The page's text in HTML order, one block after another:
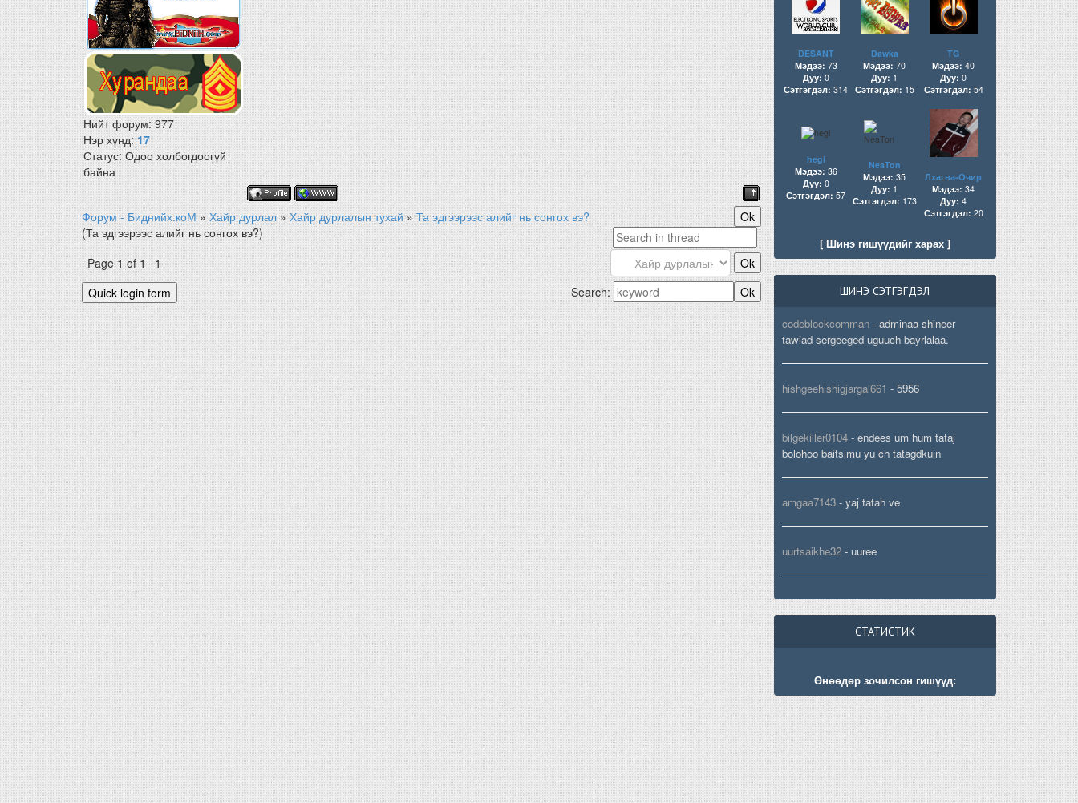
Нийт форум:977
Нэр хүнд:17
Статус:Одоо холбогдоогүй
байна
Форум - Биднийх.коМ » Хайр дурлал » Хайр дурлалын тухай » Та эдгээрээс алийг нь сонгох вэ?
(Та эдгээрээс алийг нь сонгох вэ?)
Page1of1
1
Search:
DESANT
Мэдээ: 73
Дуу: 0
Сэтгэгдэл:314
Dawka
Мэдээ: 70
Дуу: 1
Сэтгэгдэл: 15
TG
Мэдээ: 40
Дуу: 0
Сэтгэгдэл: 54
hegi
Мэдээ: 36
Дуу: 0
Сэтгэгдэл:57
NeaTon
Мэдээ: 35
Дуу: 1
Сэтгэгдэл: 173
Лхагва-Очир
Мэдээ: 34
Дуу: 4
Сэтгэгдэл: 20
[ Шинэ гишүүдийг харах ]
ШИНЭ СЭТГЭГДЭЛ
codeblockcomman- adminaa shineer
tawiad sergeeged uguuch bayrlalaa.
hishgeehishigjargal661 - 5956
bilgekiller0104- endees um hum tataj
bolohoo baitsimu yu ch tatagdkuin
amgaa7143- yaj tatah ve
uurtsaikhe32- uuree
СТАТИСТИК
Өнөөдөр зочилсон гишүүд: